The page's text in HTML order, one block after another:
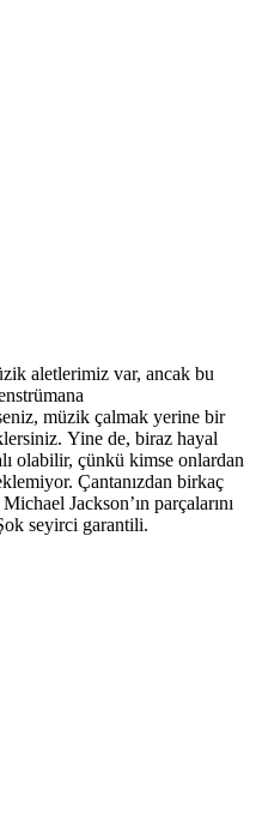
aletlerimiz var, ancak bu
müzik çalmak yerine bir
Yine de, biraz hayal
olabilir, çünkü kimse onlardan
Çantanızdan birkaç
Jackson’ın parçalarını
seyirci garantili.